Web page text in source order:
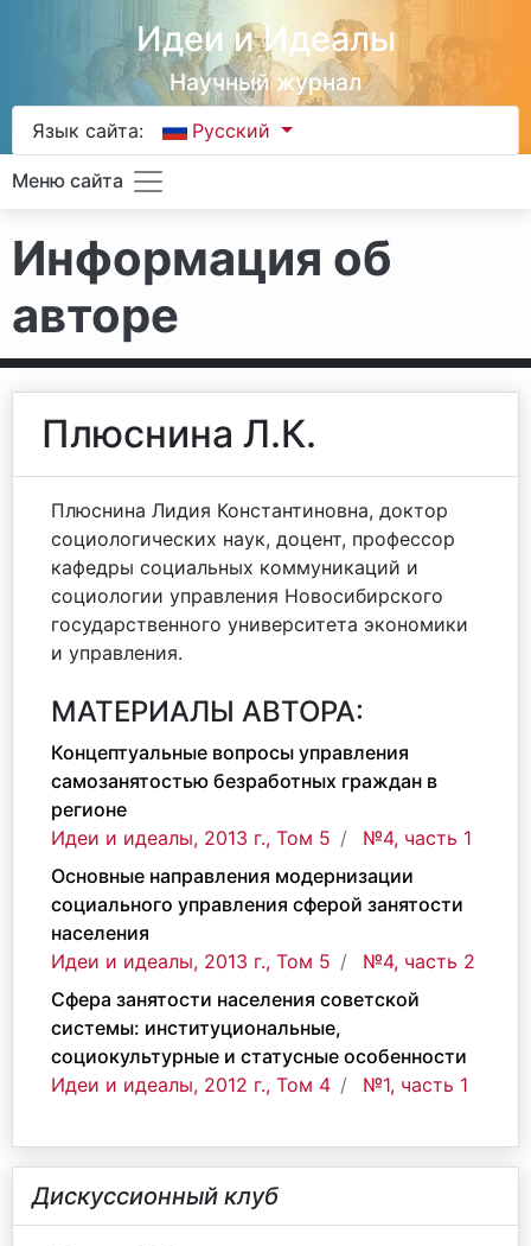
Идеи и Идеалы
Научный журнал
Язык сайта: Русский
Меню сайта
Информация об
авторе
Плюснина Л.К.
Плюснина Лидия Константиновна, доктор
социологических наук, доцент, профессор
кафедры социальных коммуникаций и
социологии управления Новосибирского
государственного университета экономики
и управления.
МАТЕРИАЛЫ АВТОРА:
Концептуальные вопросы управления
самозанятостью безработных граждан в
регионе
Идеи и идеалы, 2013 г., Том 5
№4, часть 1
Основные направления модернизации
социального управления сферой занятости
населения
Идеи и идеалы, 2013 г., Том 5
№4, часть 2
Сфера занятости населения советской
системы: институциональные,
социокультурные и статусные особенности
Идеи и идеалы, 2012 г., Том 4
№1, часть 1
Дискуссионный клуб